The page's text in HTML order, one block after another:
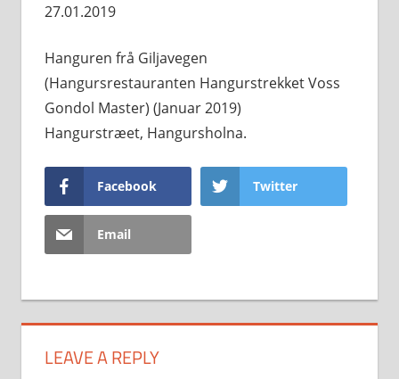
27.01.2019
Hanguren frå Giljavegen
(Hangursrestauranten Hangurstrekket Voss
Gondol Master) (Januar 2019)
Hangurstræet, Hangursholna.
Facebook Twitter
Email
LEAVE A REPLY